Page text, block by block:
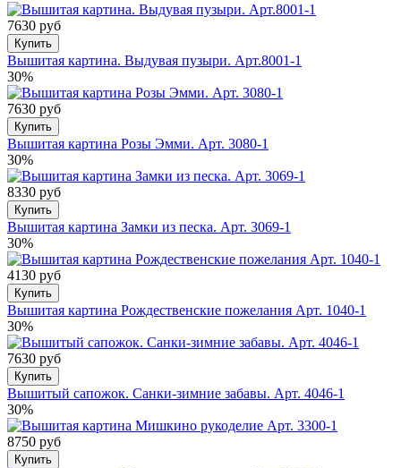
7630 руб
Купить
Вышитая картина. Выдувая пузыри. Арт.8001-1
30%
7630 руб
Купить
Вышитая картина Розы Эмми. Арт. 3080-1
30%
8330 руб
Купить
Вышитая картина Замки из песка. Арт. 3069-1
30%
4130 руб
Купить
Вышитая картина Рождественские пожелания Арт. 1040-1
30%
7630 руб
Купить
Вышитый сапожок. Санки-зимние забавы. Арт. 4046-1
30%
8750 руб
Купить